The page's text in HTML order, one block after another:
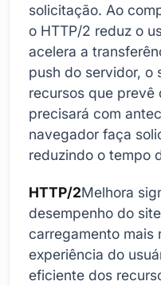
solicitação. Ao
o HTTP/2 reduz o
acelera a
push do servidor, o
recursos que prevê
precisará com
navegador faça
reduzindo o tempo
HTTP/2Melhora
desempenho do
carregamento mais
experiência do
eficiente dos